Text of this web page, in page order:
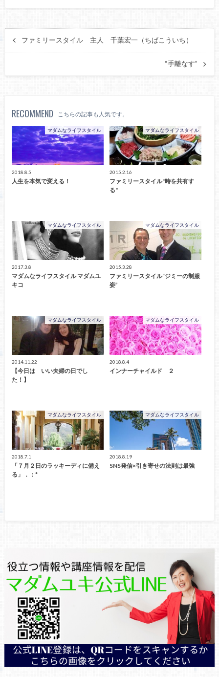
ファミリースタイル 主人 千葉宏一（ちばこういち）
“手離なす”
RECOMMEND こちらの記事も人気です。
マダムなライフスタイル
2018.8.5
人生を本気で変える！
マダムなライフスタイル
2015.2.16
ファミリースタイル"時を共有す
る"
マダムなライフスタイル
2017.3.8
マダムなライフスタイル マダムユ
キコ
マダムなライフスタイル
2015.3.28
ファミリースタイル“ジミーの制服
姿”
マダムなライフスタイル
2014.11.22
【今日は いい夫婦の日でし
た！】
マダムなライフスタイル
2018.8.4
インナーチャイルド ２
マダムなライフスタイル
2018.7.1
「７月２日のラッキーディに備え
る」．：*
マダムなライフスタイル
2018.8.19
SNS発信×引き寄せの法則は最強